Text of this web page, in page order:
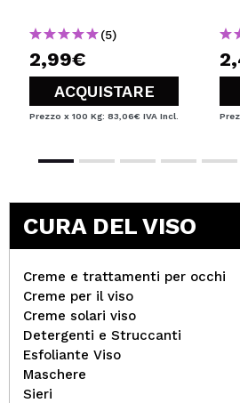
(5)
2,99€
ACQUISTARE
Prezzo x 100 Kg: 83,06€ IVA Incl.
CURA DEL VISO
Creme e trattamenti per occhi
Creme per il viso
Creme solari viso
Detergenti e Struccanti
Esfoliante Viso
Maschere
Sieri